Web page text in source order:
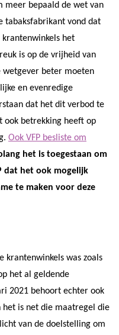
meer bepaald de wet van
tabaksfabrikant vond dat
het
is op de vrijheid van
wetgever beter moeten
en evenredige
dat het dit verbod te
betrekking heeft op
Ook VFP besliste om
het is toegestaan om
dat het ook mogelijk
te maken voor deze
krantenwinkels was zoals
het al geldende
2021 behoort echter ook
is net die maatregel die
van de doelstelling om